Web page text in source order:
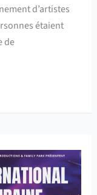
d’artistes
étaient
de